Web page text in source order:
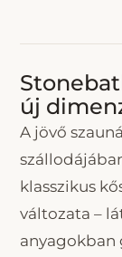
új
A jövő
klasszikus
változata –
anyagokban